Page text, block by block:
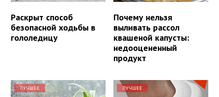
Раскрыт способ
безопасной ходьбы в
гололедицу
Почему нельзя
выливать рассол
квашеной капусты:
недооцененный
продукт
ЛУЧШЕЕ ЛУЧШЕЕ